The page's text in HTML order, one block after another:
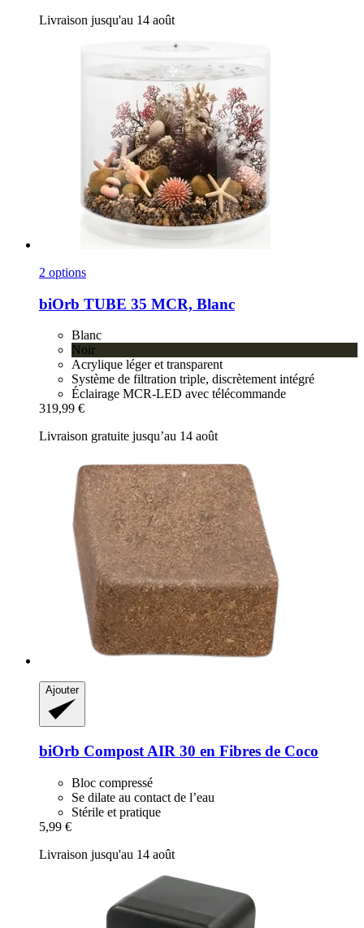
Livraison jusqu'au 14 août
2 options
biOrb TUBE 35 MCR, Blanc
Blanc
Noir
Acrylique léger et transparent
Système de filtration triple, discrètement intégré
Éclairage MCR-LED avec télécommande
319,99 €
Livraison gratuite jusqu’au 14 août
Ajouter
biOrb Compost AIR 30 en Fibres de Coco
Bloc compressé
Se dilate au contact de l’eau
Stérile et pratique
5,99 €
Livraison jusqu'au 14 août